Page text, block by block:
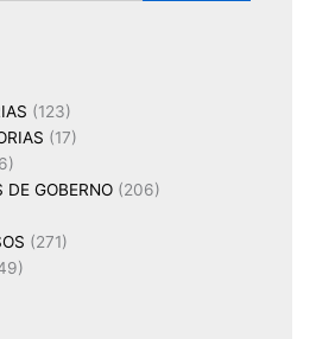
(123)
(17)
DE GOBERNO (206)
(271)